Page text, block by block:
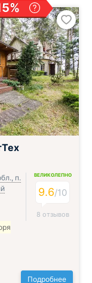
п.
ВЕЛИКОЛЕПНО
9.6/10
8 отзывов
Подробнее